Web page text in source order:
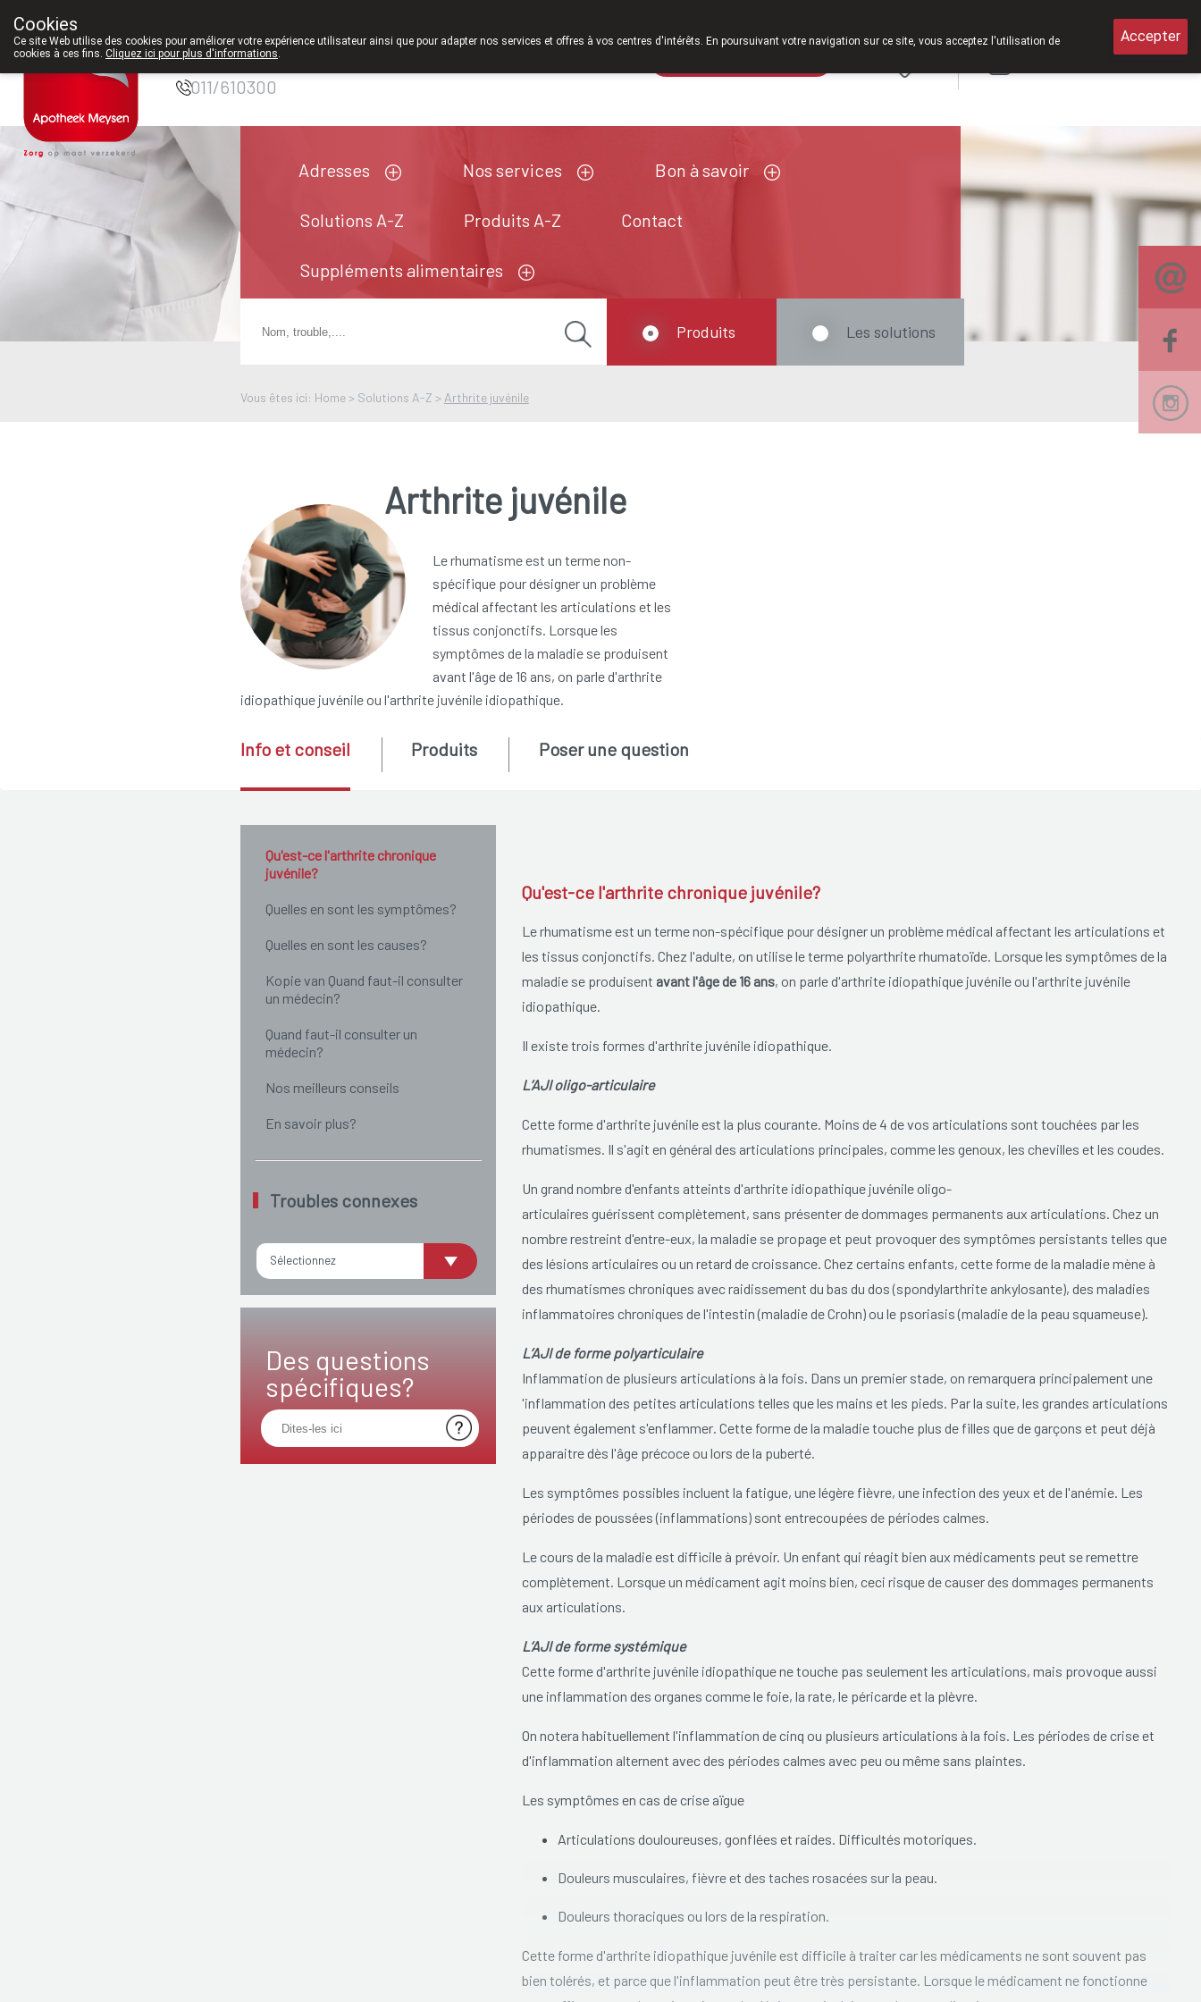
Pharmacie Meysen
SPRL
011/610300
Adresses Nos services Bon à savoir
Solutions A-Z Produits A-Z Contact
Suppléments alimentaires
Vous êtes ici: Home > Solutions A-Z > Arthrite juvénile
Produits Les solutions
Arthrite juvénile
Le rhumatisme est un terme non-
spécifique pour désigner un problème
médical affectant les articulations et les
tissus conjonctifs. Lorsque les
symptômes de la maladie se produisent
avant l'âge de 16 ans, on parle d'arthrite
idiopathique juvénile ou l'arthrite juvénile idiopathique.
Qu'est-ce l'arthrite chronique
juvénile?
Quelles en sont les symptômes?
Quelles en sont les causes?
Kopie van Quand faut-il consulter
un médecin?
Quand faut-il consulter un
médecin?
Nos meilleurs conseils
En savoir plus?
Troubles connexes
Sélectionnez
Des questions
spécifiques?
Info et conseil Produits Poser une question
Qu'est-ce l'arthrite chronique juvénile?
Le rhumatisme est un terme non-spécifique pour désigner un problème médical affectant les articulations et
les tissus conjonctifs. Chez l'adulte, on utilise le terme polyarthrite rhumatoïde. Lorsque les symptômes de la
maladie se produisent avant l'âge de 16 ans, on parle d'arthrite idiopathique juvénile ou l'arthrite juvénile
idiopathique.
Il existe trois formes d'arthrite juvénile idiopathique.
L’AJI oligo-articulaire
Cette forme d'arthrite juvénile est la plus courante. Moins de 4 de vos articulations sont touchées par les
rhumatismes. Il s'agit en général des articulations principales, comme les genoux, les chevilles et les coudes.
Un grand nombre d'enfants atteints d'arthrite idiopathique juvénile oligo-
articulaires guérissent complètement, sans présenter de dommages permanents aux articulations. Chez un
nombrerestreint d'entre-eux, la maladie se propage et peut provoquer des symptômes persistants telles que
des lésions articulaires ou un retard de croissance. Chez certains enfants, cette forme de la maladie mène à
des rhumatismes chroniques avec raidissement du bas du dos (spondylarthrite ankylosante), des maladies
inflammatoires chroniques de l'intestin (maladie de Crohn) ou le psoriasis (maladie de la peau squameuse).
L’AJI de forme polyarticulaire
Inflammation de plusieurs articulations à la fois. Dans un premier stade, on remarquera principalement une
'inflammation des petites articulations telles que les mains et les pieds. Par la suite, les grandes articulations
peuvent également s'enflammer. Cette forme de la maladie touche plus de filles que de garçons et peut déjà
apparaitre dès l'âge précoce ou lors de la puberté.
Les symptômes possibles incluent la fatigue, une légère fièvre, une infection des yeux et de l'anémie. Les
périodes de poussées (inflammations) sont entrecoupées de périodes calmes.
Le cours de la maladie est difficile à prévoir. Un enfant qui réagit bien aux médicaments peut se remettre
complètement. Lorsque un médicament agit moins bien, ceci risque de causer des dommages permanents
aux articulations.
L’AJI de forme systémique
Cette forme d'arthrite juvénile idiopathique ne touche pas seulement les articulations, mais provoque aussi
une inflammation des organes comme le foie, la rate, le péricarde et la plèvre.
On notera habituellement l'inflammation de cinq ou plusieurs articulations à la fois. Les périodes de crise et
d'inflammation alternent avec des périodes calmes avec peu ou même sans plaintes.
Les symptômes en cas de crise aïgue
Articulations douloureuses, gonflées et raides. Difficultés motoriques.
Douleurs musculaires, fièvre et des taches rosacées sur la peau.
Douleurs thoraciques ou lors de la respiration.
Cette forme d'arthrite idiopathique juvénile est difficile à traiter car les médicaments ne sont souvent pas
bien tolérés, et parce que l'inflammation peut être très persistante. Lorsque le médicament ne fonctionne
Cookies
Ce site Web utilise des cookies pour améliorer votre expérience utilisateur ainsi que pour adapter nos services et offres à vos centres d'intérêts. En poursuivant votre navigation sur ce site, vous acceptez l'utilisation de
cookies à ces fins. Cliquez ici pour plus d'informations.
Accepter